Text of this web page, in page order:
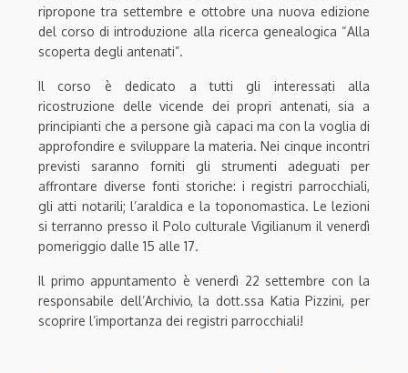
ripropone tra settembre e ottobre una nuova edizione
del corso di introduzione alla ricerca genealogica “Alla
scoperta degli antenati”.
Il corso è dedicato a tutti gli interessati alla
ricostruzione delle vicende dei propri antenati, sia a
principianti che a persone già capaci ma con la voglia di
approfondire e sviluppare la materia. Nei cinque incontri
previsti saranno forniti gli strumenti adeguati per
affrontare diverse fonti storiche: i registri parrocchiali,
gli atti notarili; l’araldica e la toponomastica. Le lezioni
si terranno presso il Polo culturale Vigilianum il venerdì
pomeriggio dalle 15 alle 17.
Il primo appuntamento è venerdì 22 settembre con la
responsabile dell’Archivio, la dott.ssa Katia Pizzini, per
scoprire l’importanza dei registri parrocchiali!